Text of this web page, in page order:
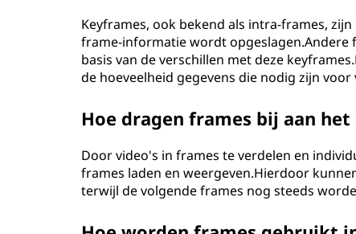
Keyframes, ook bekend als intra-frames,
frame-informatie wordt opgeslagen.Andere
basis van de verschillen met deze
de hoeveelheid gegevens die nodig zijn voor
Hoe dragen frames bij aan
Door video's in frames te verdelen en
frames laden en weergeven.Hierdoor
terwijl de volgende frames nog steeds